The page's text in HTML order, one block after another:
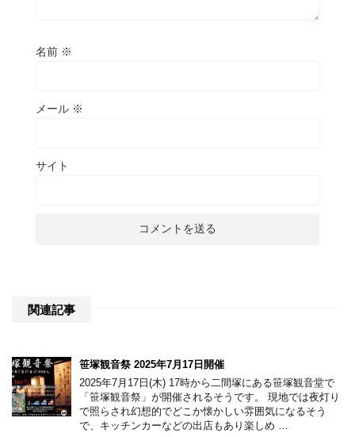
名前 ※
メール ※
サイト
関連記事
笹塚観音祭 2025年7月17日開催
2025年7月17日(木) 17時から二間塚にある笹塚観音堂で
「笹塚観音祭」が開催されるそうです。 現地では夜灯り
で照らされ幻想的でどこか懐かしい雰囲気になるそう
で、キッチンカーなどの出店もあり楽しめ …